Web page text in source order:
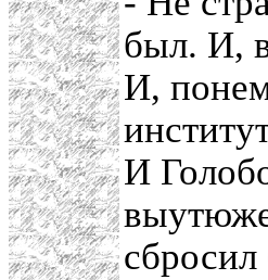
был. И,
И,
И
сбросил